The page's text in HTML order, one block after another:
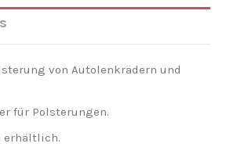
von Autolenkrädern und
für Polsterungen.
erhältlich.